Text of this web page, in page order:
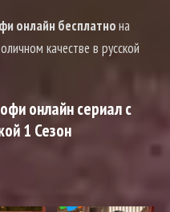
онлайн бесплатнона
качестве в русской
онлайн сериал с
1 Сезон